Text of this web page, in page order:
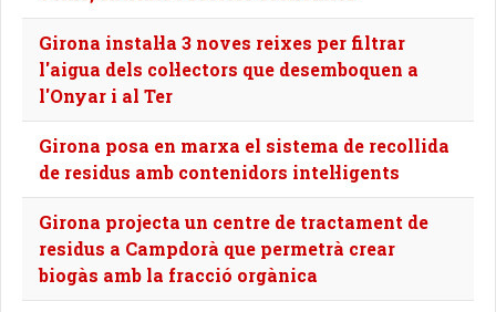
Girona instal·la 3 noves reixes per filtrar
l'aigua dels col·lectors que desemboquen a
l'Onyar i al Ter
Girona posa en marxa el sistema de recollida
de residus amb contenidors intel·ligents
Girona projecta un centre de tractament de
residus a Campdorà que permetrà crear
biogàs amb la fracció orgànica